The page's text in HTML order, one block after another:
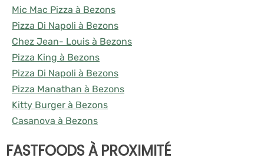
Mic Mac Pizza à Bezons
Pizza Di Napoli à Bezons
Chez Jean- Louis à Bezons
Pizza King à Bezons
Pizza Di Napoli à Bezons
Pizza Manathan à Bezons
Kitty Burger à Bezons
Casanova à Bezons
FASTFOODS À PROXIMITÉ